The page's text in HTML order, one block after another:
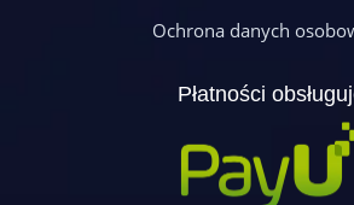
Ochrona danych
Płatności